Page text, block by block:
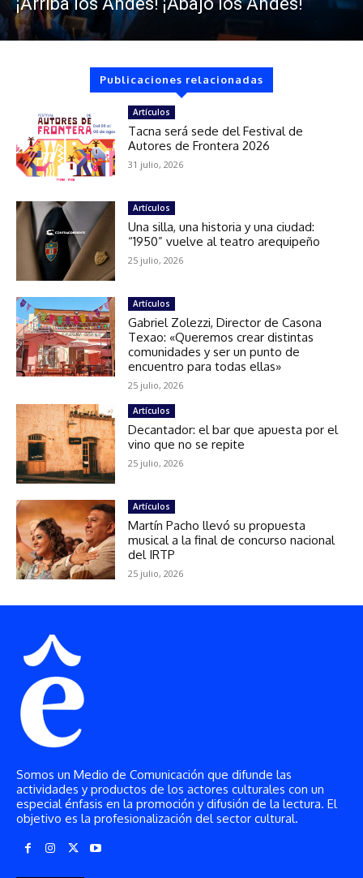
Somos un Medio de Comunicación que difunde las
actividades y productos de los actores culturales con un
especial énfasis en la promoción y difusión de la lectura. El
objetivo es la profesionalización del sector cultural.